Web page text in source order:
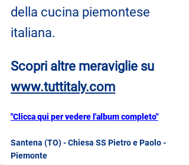
della cucina piemontese
italiana.
Scopri altre meraviglie su
www.tuttitaly.com
"Clicca qui per vedere l'album completo"
Santena (TO) - Chiesa SS Pietro e Paolo -
Piemonte